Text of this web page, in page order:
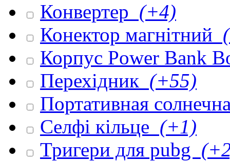
Конвертер (+4)
Конектор магнітний
Корпус Power Bank
Перехідник (+55)
Портативная
Селфі кільце (+1)
Тригери для pubg